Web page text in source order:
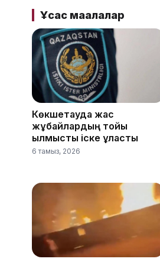
Ұқсас мақалалар
Көкшетауда жас
жұбайлардың тойы
қылмыстық іске ұласты
6 тамыз, 2026